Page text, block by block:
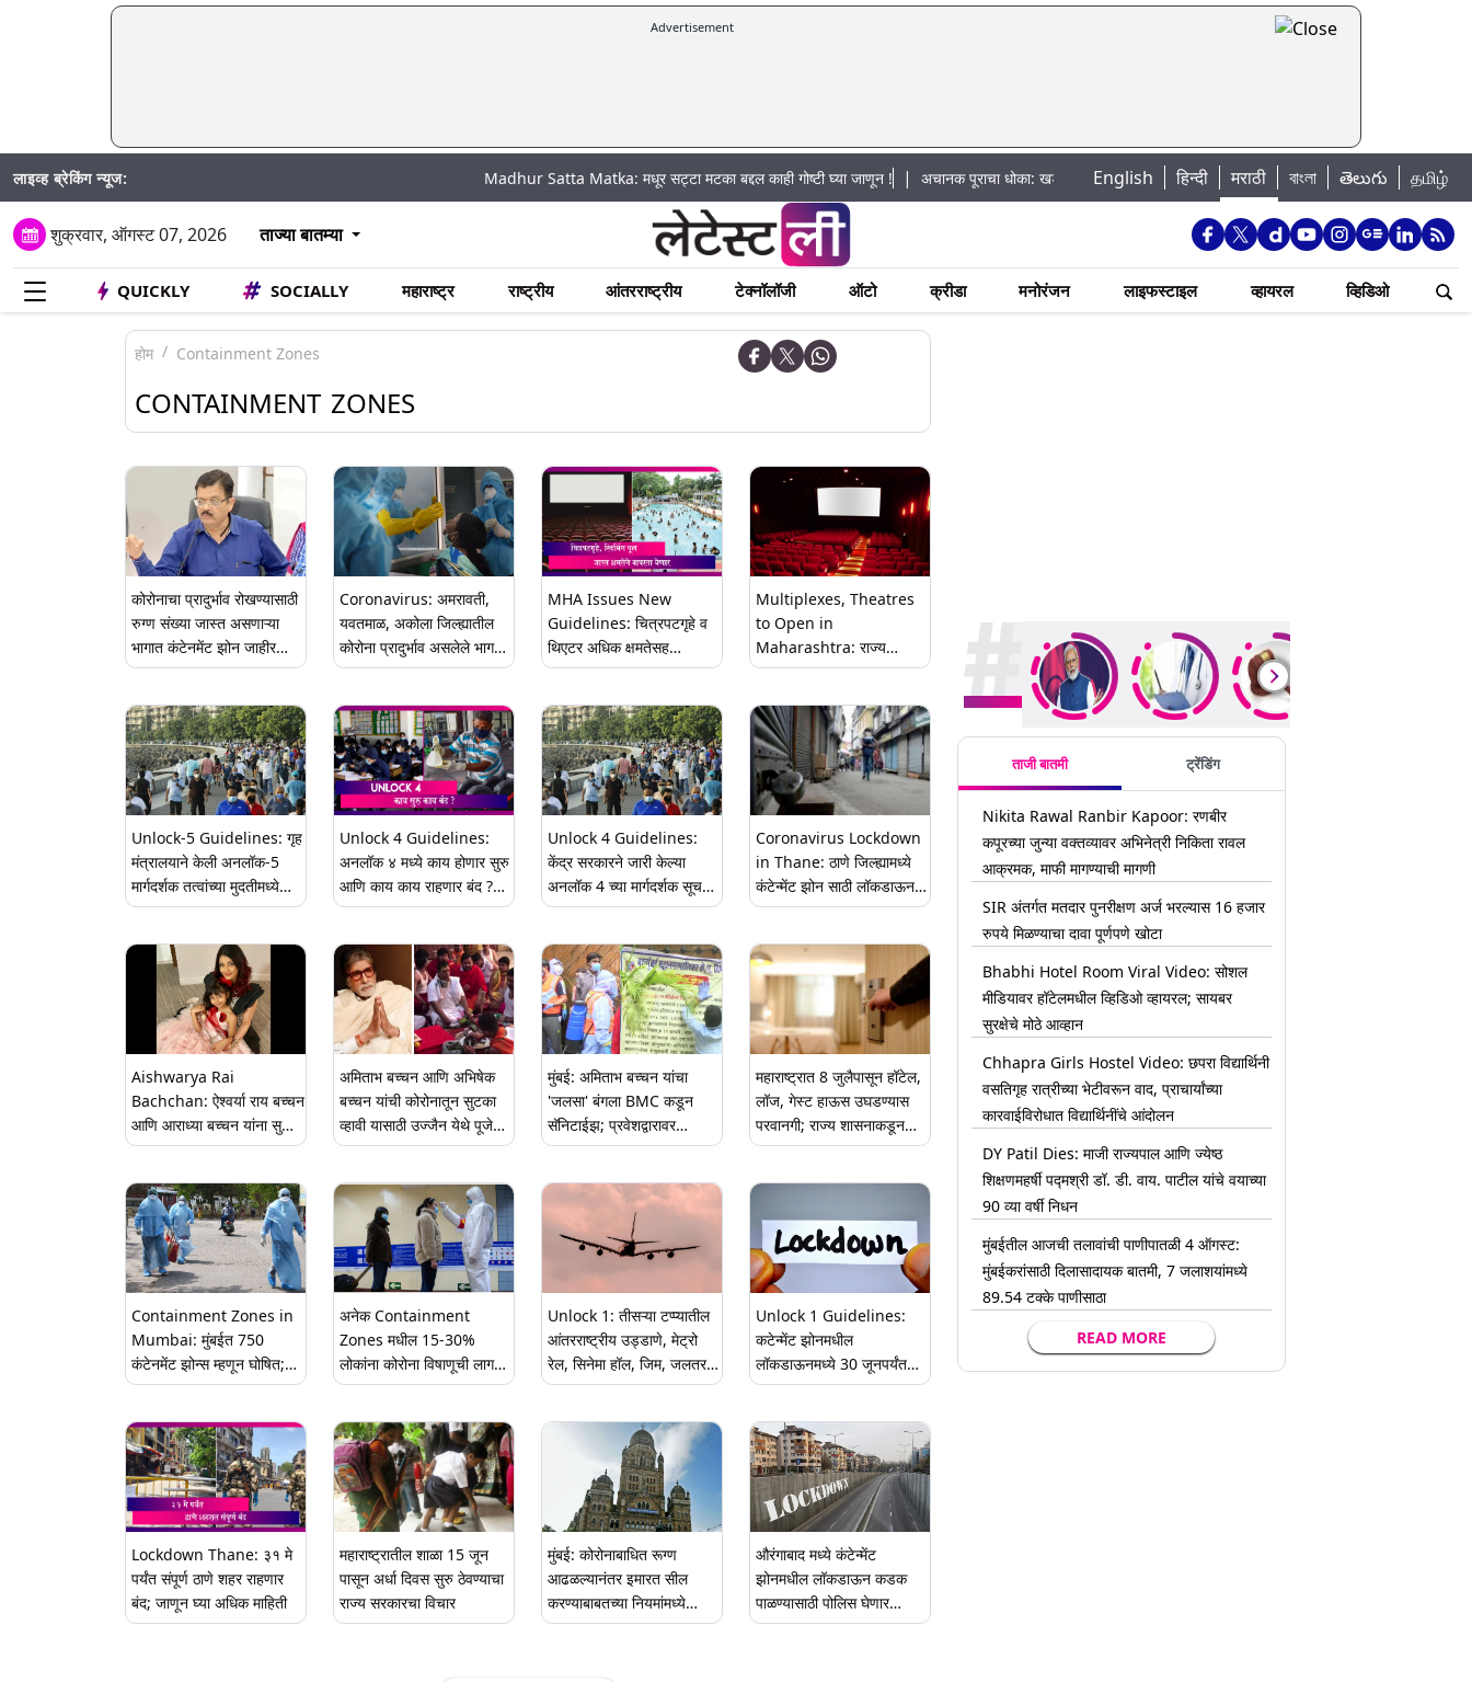
Advertisement
लाइव्ह ब्रेकिंग न्यूज: Madhur Satta Matka: मधूर सट्टा मटका बद्दल काही गोष्टी घ्या जाणून !|अचानक पूराचा धोका: खडकवासला धरणातून मुठानदी पात्रात विसर्ग सुरु; नागरिकांना नदीपात्रात न उतरण्याचे
English हिन्दी मराठी বাংলা తెలుగు தமிழ்
शुक्रवार, ऑगस्ट 07, 2026 ताज्या बातम्या
QUICKLY SOCIALLY महाराष्ट्र राष्ट्रीय आंतरराष्ट्रीय टेक्नॉलॉजी ऑटो क्रीडा मनोरंजन लाइफस्टाइल व्हायरल व्हिडिओ
होम Containment Zones
CONTAINMENT ZONES
कोरोनाचा प्रादुर्भाव रोखण्यासाठी
रुग्ण संख्या जास्त असणाऱ्या
भागात कंटेनमेंट झोन जाहीर
करुन कोविड चाचण्यांचे प्रमाण
सल्लागार डॉ. दिपक म्हैसेकर यांचे
आदेश
Coronavirus: अमरावती,
यवतमाळ, अकोला जिल्ह्यातील
कोरोना प्रादुर्भाव असलेले भाग
कंटेनमेंट झोन जाहीर होणार;
MHA Issues New
Guidelines: चित्रपटगृहे व
थिएटर अधिक क्षमतेसह
सुरु;केंद्राने जारी केल्या नवीन
Multiplexes, Theatres
to Open in
Maharashtra: राज्य
सरकारचा मोठा निर्णय;
हॉल, थिएटर, मल्टिप्लेक्स
उघडण्यास परवानगी
Unlock-5 Guidelines: गृह
मंत्रालयाने केली अनलॉक-5
मार्गदर्शक तत्वांच्या मुदतीमध्ये
वाढ; Containment Zones
कायम
Unlock 4 Guidelines:
अनलॉक ४ मध्ये काय होणार सुरु
आणि काय काय राहणार बंद ?
जाणून घ्या
Unlock 4 Guidelines:
केंद्र सरकारने जारी केल्या
अनलॉक 4 च्या मार्गदर्शक सूचना;
मेट्रो सेवा 7 सप्टेंबरपासून सुरू,
राजकीय व धार्मिक कार्यक्रमांना
परवानगी
Coronavirus Lockdown
in Thane: ठाणे जिल्ह्यामध्ये
कंटेन्मेंट झोन साठी लॉकडाऊन
31 ऑगस्ट पर्यंत कायम!
Aishwarya Rai
Bachchan: ऐश्वर्या राय बच्चन
आणि आराध्या बच्चन यांना सुद्धा
कोरोनाची लागण; सुदैवाने जया
अमिताभ बच्चन आणि अभिषेक
बच्चन यांची कोरोनातून सुटका
व्हावी यासाठी उज्जैन येथे पूजेचे
आयोजन, पहा फोटो
मुंबई: अमिताभ बच्चन यांचा
'जलसा' बंगला BMC कडून
सॅनिटाईझ; प्रवेशद्वारावर
containment zone चा
महाराष्ट्रात 8 जुलैपासून हॉटेल,
लॉज, गेस्ट हाऊस उघडण्यास
परवानगी; राज्य शासनाकडून
मार्गदर्शक सूचना जाहीर
Containment Zones in
Mumbai: मुंबईत 750
कंटेनमेंट झोन्स म्हणून घोषित;
येथे पाहा पूर्ण यादी
अनेक Containment
Zones मधील 15-30%
लोकांना कोरोना विषाणूची लागण
झाल्यावर लोक स्वतःहून झाले
खुलासा
Unlock 1: तीसऱ्या टप्प्यातील
आंतरराष्ट्रीय उड्डाणे, मेट्रो
रेल, सिनेमा हॉल, जिम, जलतरण
तलाव सुरू करण्यासंदर्भात सरकार
Unlock 1 Guidelines:
कटेन्मेंट झोनमधील
लॉकडाऊनमध्ये 30 जूनपर्यंत
वाढ; केंद्र सरकारकडून
कामे सुरु होणार यासंदर्भात नवीन
मार्गदर्शक सुचना जारी
Lockdown Thane: ३१ मे
पर्यंत संपूर्ण ठाणे शहर राहणार
बंद; जाणून घ्या अधिक माहिती
महाराष्ट्रातील शाळा 15 जून
पासून अर्धा दिवस सुरु ठेवण्याचा
राज्य सरकारचा विचार
मुंबई: कोरोनाबाधित रूग्ण
आढळल्यानंतर इमारत सील
करण्याबाबतच्या नियमांमध्ये
BMC कडून बदल; असा असेल
औरंगाबाद मध्ये कंटेन्मेंट
झोनमधील लॉकडाऊन कडक
पाळण्यासाठी पोलिस घेणार
तरूणांची मदत; असं असेल
ताजी बातमी ट्रेंडिंग
Nikita Rawal Ranbir Kapoor: रणबीर
कपूरच्या जुन्या वक्तव्यावर अभिनेत्री निकिता रावल
आक्रमक, माफी मागण्याची मागणी
SIR अंतर्गत मतदार पुनरीक्षण अर्ज भरल्यास 16 हजार
रुपये मिळण्याचा दावा पूर्णपणे खोटा
Bhabhi Hotel Room Viral Video: सोशल
मीडियावर हॉटेलमधील व्हिडिओ व्हायरल; सायबर
सुरक्षेचे मोठे आव्हान
Chhapra Girls Hostel Video: छपरा विद्यार्थिनी
वसतिगृह रात्रीच्या भेटीवरून वाद, प्राचार्यांच्या
कारवाईविरोधात विद्यार्थिनींचे आंदोलन
DY Patil Dies: माजी राज्यपाल आणि ज्येष्ठ
शिक्षणमहर्षी पद्मश्री डॉ. डी. वाय. पाटील यांचे वयाच्या
90 व्या वर्षी निधन
मुंबईतील आजची तलावांची पाणीपातळी 4 ऑगस्ट:
मुंबईकरांसाठी दिलासादायक बातमी, 7 जलाशयांमध्ये
89.54 टक्के पाणीसाठा
READ MORE